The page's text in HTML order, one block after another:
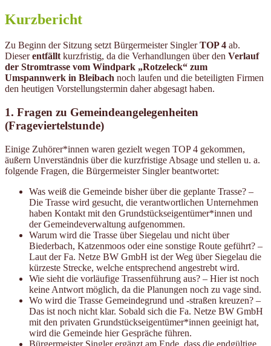
Kurzbericht
Zu Beginn der Sitzung setzt Bürgermeister SinglerTOP 4 ab.
Dieserentfällt kurzfristig, da die Verhandlungen über den Verlauf
der Stromtrasse vom Windpark „Rotzeleck“ zum
Umspannwerk in Bleibach noch laufen und die beteiligten Firmen
den heutigen Vorstellungstermin daher abgesagt haben.
1. Fragen zu Gemeindeangelegenheiten
(Frageviertelstunde)
Einige Zuhörer*innen waren gezielt wegen TOP 4 gekommen,
äußern Unverständnis über die kurzfristige Absage und stellen u. a.
folgende Fragen, die Bürgermeister Singler beantwortet:
Was weiß die Gemeinde bisher über die geplante Trasse? –
Die Trasse wird gesucht, die verantwortlichen Unternehmen
haben Kontakt mit den Grundstückseigentümer*innen und
der Gemeindeverwaltung aufgenommen.
Warum wird die Trasse über Siegelau und nicht über
Biederbach, Katzenmoos oder eine sonstige Route geführt? –
Laut der Fa. Netze BW GmbH ist der Weg über Siegelau die
kürzeste Strecke, welche entsprechend angestrebt wird.
Wie sieht die vorläufige Trassenführung aus? – Hier ist noch
keine Antwort möglich, da die Planungen noch zu vage sind.
Wo wird die Trasse Gemeindegrund und -straßen kreuzen? –
Das ist noch nicht klar. Sobald sich die Fa. Netze BW GmbH
mit den privaten Grundstückseigentümer*innen geeinigt hat,
wird die Gemeinde hier Gespräche führen.
Bürgermeister Singler ergänzt am Ende, dass die endgültige